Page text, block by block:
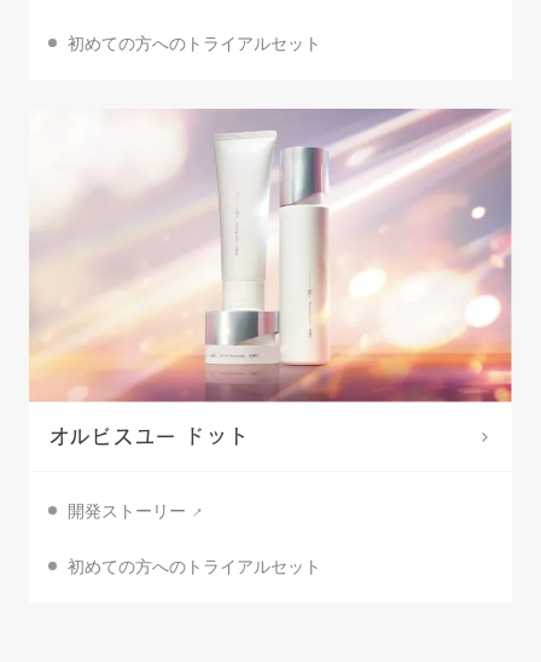
初めての方へのトライアルセット
オルビスユー ドット
開発ストーリー
初めての方へのトライアルセット